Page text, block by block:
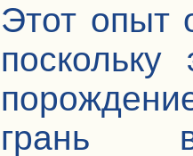
Этот опыт
грань